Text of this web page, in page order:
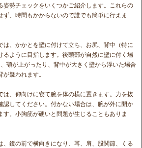
姿勢チェックをいくつかご紹介します。これらの
ず、時間もかからないので誰でも簡単に行えま
は、かかとを壁に付けて立ち、お尻、背中（特に
るように目指します。後頭部が自然に壁に付く場
顎が上がったり、背中が大きく壁から浮いた場合
疑われます。
は、仰向けに寝て腕を体の横に置きます。力を抜
認してください。付かない場合は、腕が外に開か
す。小胸筋が硬いと問題が生じることもありま
、鏡の前で横向きになり、耳、肩、股関節、くる